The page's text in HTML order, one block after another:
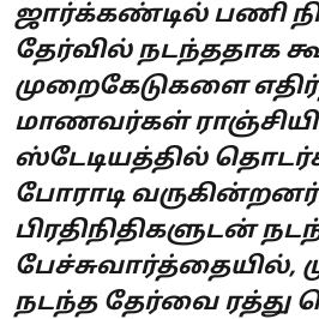
ஜார்க்கண்டில் பணி
தேர்வில் நடந்ததாக
முறைகேடுகளை
மாணவர்கள்
ஸ்டேடியத்தில்
போராடி
பிரதிநிதிகளுடன்
பேச்சுவார்த்தையில்,
நடந்த தேர்வை ரத்து